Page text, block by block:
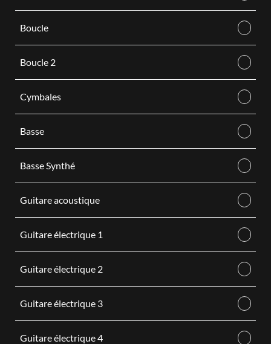
Boucle
Boucle 2
Cymbales
Basse
Basse Synthé
Guitare acoustique
Guitare électrique 1
Guitare électrique 2
Guitare électrique 3
Guitare électrique 4